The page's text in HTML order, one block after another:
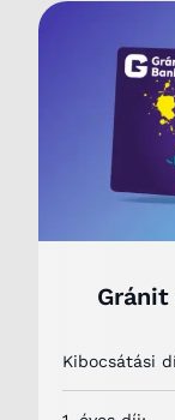
Kibocsátási